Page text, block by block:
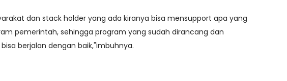
dan stack holder yang ada kiranya bisa mensupport apa yang
pemerintah, sehingga program yang sudah dirancang dan
berjalan dengan baik,"imbuhnya.